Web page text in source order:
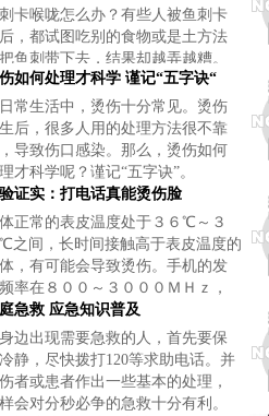
卡喉咙怎么办？有些人被鱼刺卡
，都试图吃别的食物或是土方法
鱼刺带下去，结果却越弄越糟。
如何处理才科学 谨记“五字诀“
常生活中，烫伤十分常见。烫伤
后，很多人用的处理方法很不靠
导致伤口感染。那么，烫伤如何
才科学呢？谨记“五字诀”。
证实：打电话真能烫伤脸
正常的表皮温度处于３６℃～３
℃之间，长时间接触高于表皮温度的
，有可能会导致烫伤。手机的发
率在８００～３０００ＭＨｚ，
频率的电磁波直接作用在皮肤表
在一定强度下会产生热效应，使
表
急救 应急知识普及
边出现需要急救的人，首先要保
静，尽快拨打120等求助电话。并
者或患者作出一些基本的处理，
会对分秒必争的急救十分有利。